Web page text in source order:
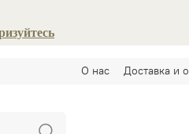
О нас Доставка и